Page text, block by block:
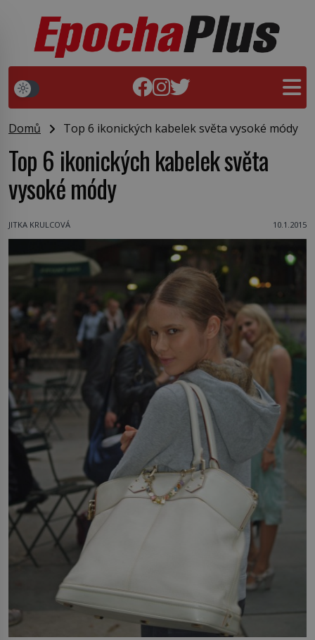
Domů Top 6 ikonických kabelek světa vysoké módy
Top 6 ikonických kabelek světa
vysoké módy
JITKA KRULCOVÁ 10.1.2015